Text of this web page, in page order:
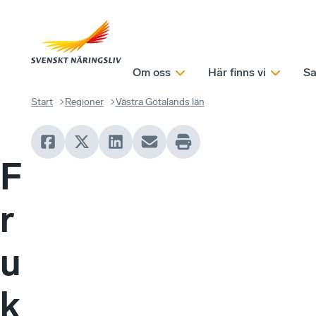
Om oss Här finns vi
Start Regioner Västra Götalands län
F
r
u
k